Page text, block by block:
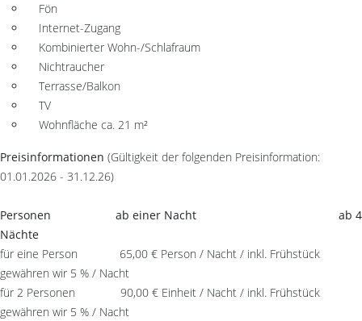
Fön
Internet-Zugang
Kombinierter Wohn-/Schlafraum
Nichtraucher
Terrasse/Balkon
TV
Wohnfläche ca. 21 m²
Preisinformationen (Gültigkeit der folgenden Preisinformation:
01.01.2026 - 31.12.26)
Personen ab einer Nacht ab 4
Nächte
für eine Person 65,00 € Person / Nacht / inkl. Frühstück
gewähren wir 5 % / Nacht
für 2 Personen 90,00 € Einheit / Nacht / inkl. Frühstück
gewähren wir 5 % / Nacht